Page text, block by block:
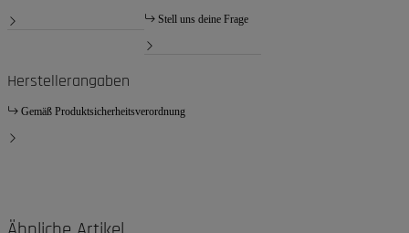
Stell uns deine Frage
Herstellerangaben
Gemäß Produktsicherheitsverordnung